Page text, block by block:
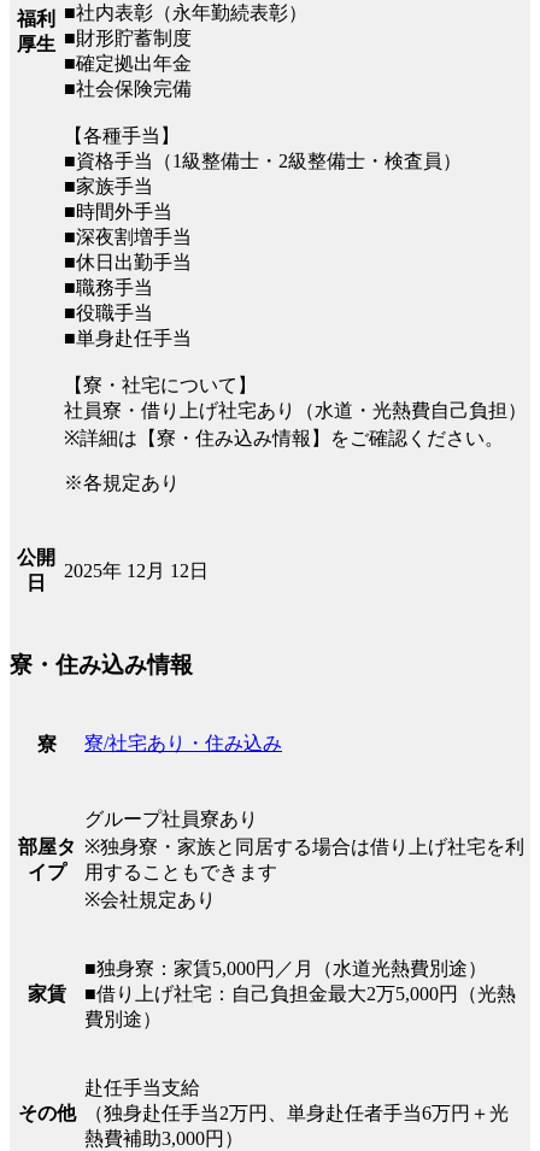
福利
厚生
■社内表彰（永年勤続表彰）
■財形貯蓄制度
■確定拠出年金
■社会保険完備
【各種手当】
■資格手当（1級整備士・2級整備士・検査員）
■家族手当
■時間外手当
■深夜割増手当
■休日出勤手当
■職務手当
■役職手当
■単身赴任手当
【寮・社宅について】
社員寮・借り上げ社宅あり（水道・光熱費自己負担）
※詳細は【寮・住み込み情報】をご確認ください。
※各規定あり
公開
日
2025年 12月 12日
寮・住み込み情報
寮 寮/社宅あり・住み込み
部屋タ
イプ
グループ社員寮あり
※独身寮・家族と同居する場合は借り上げ社宅を利
用することもできます
※会社規定あり
家賃
■独身寮：家賃5,000円／月（水道光熱費別途）
■借り上げ社宅：自己負担金最大2万5,000円（光熱
費別途）
その他
赴任手当支給
（独身赴任手当2万円、単身赴任者手当6万円＋光
熱費補助3,000円）